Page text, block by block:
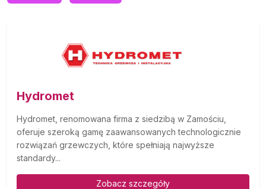
Hydromet
Hydromet, renomowana firma z siedzibą w Zamościu,
oferuje szeroką gamę zaawansowanych technologicznie
rozwiązań grzewczych, które spełniają najwyższe
standardy...
Zobacz szczegóły